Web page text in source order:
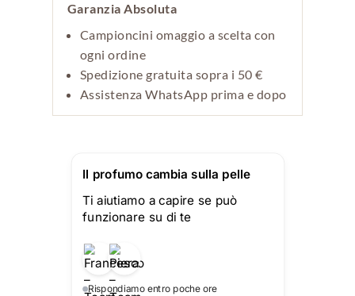
Garanzia Absoluta
Campioncini omaggio a scelta con
ogni ordine
Spedizione gratuita sopra i 50 €
Assistenza WhatsApp prima e dopo
Il profumo cambia sulla pelle
Ti aiutiamo a capire se può
funzionare su di te
Rispondiamo entro poche ore